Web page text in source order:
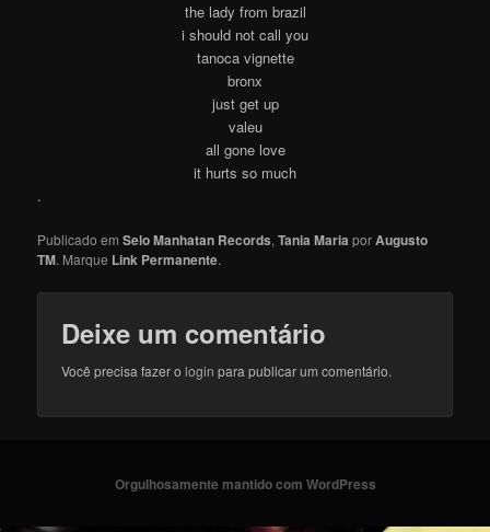
the lady from brazil
i should not call you
tanoca vignette
bronx
just get up
valeu
all gone love
it hurts so much
.
Publicado emSelo Manhatan Records,Tania Maria porAugusto
TM. Marque Link Permanente.
Deixe um comentário
Você precisa fazer ologin para publicar um comentário.
Orgulhosamente mantido com WordPress